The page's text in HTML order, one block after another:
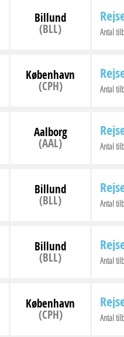
Billund
(BLL) Antal
København
(CPH) Antal
Aalborg
(AAL) Antal
Billund
(BLL) Antal
Billund
(BLL) Antal
København
(CPH) Antal